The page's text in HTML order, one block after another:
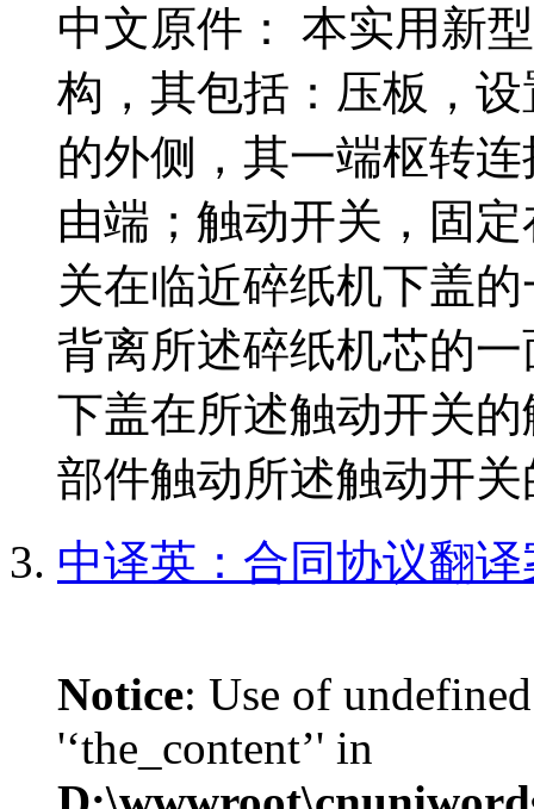
中文原件： 本实用新
构，其包括：压板，
的外侧，其一端枢转
由端；触动开关，固
关在临近碎纸机下盖
背离所述碎纸机芯的
下盖在所述触动开关
部件触动所述触动开
中译英：合同协议翻
Notice: Use of
'‘the_content’' in